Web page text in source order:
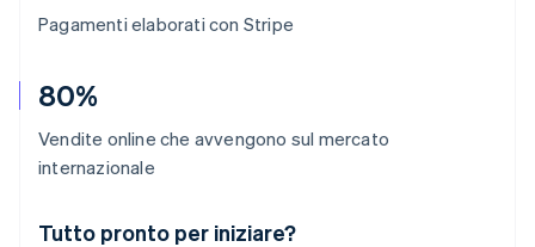
Pagamenti elaborati con Stripe
80%
Vendite online che avvengono sul mercato
internazionale
Tutto pronto per iniziare?
Australia